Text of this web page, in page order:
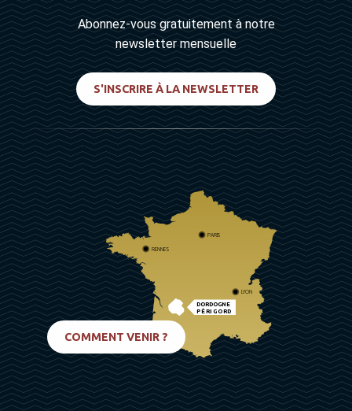
Abonnez-vous gratuitement à notre
newsletter mensuelle
S'INSCRIRE À LA NEWSLETTER
DORDOGNE
PÉRIGORD
PARIS
RENNES
LYON
COMMENT VENIR ?